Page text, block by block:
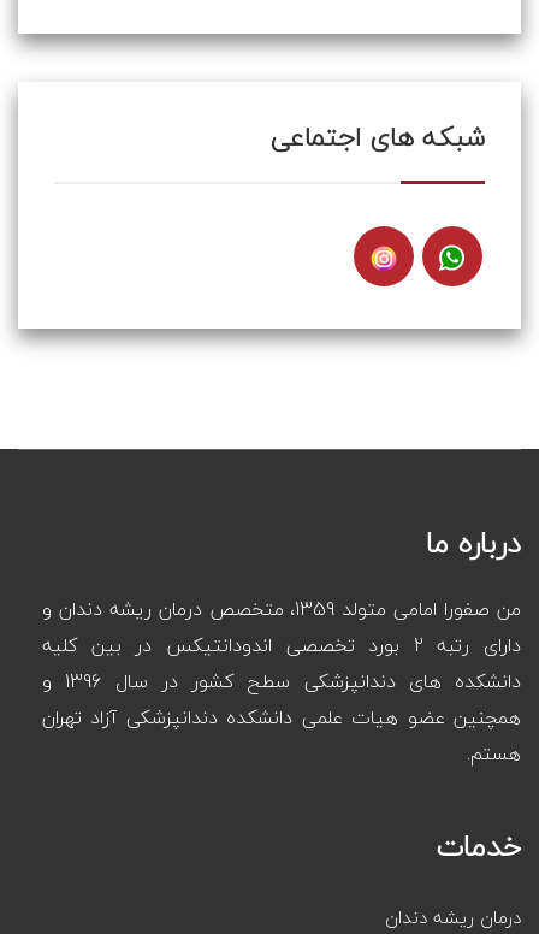
شبکه های اجتماعی
درباره ما
من صفورا امامی متولد 1359، متخصص درمان ریشه دندان و
دارای رتبه 2 بورد تخصصی اندودانتیکس در بین کلیه
دانشکده های دندانپزشکی سطح کشور در سال 1396 و
همچنین عضو هیات علمی دانشکده دندانپزشکی آزاد تهران
هستم.
خدمات
درمان ریشه دندان